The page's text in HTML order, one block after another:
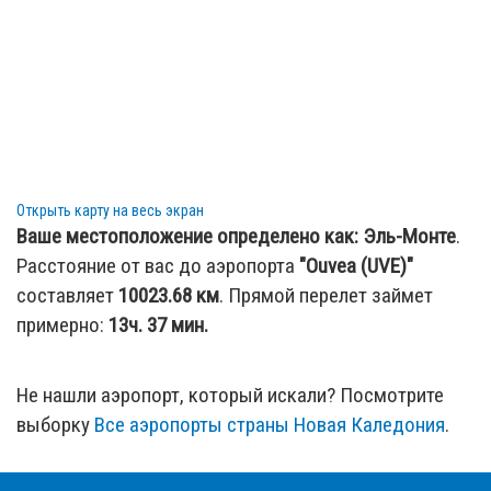
Открыть карту на весь экран
Ваше местоположение определено как: Эль-Монте.
Расстояние от вас до аэропорта "Ouvea (UVE)"
составляет 10023.68 км. Прямой перелет займет
примерно: 13ч. 37 мин.
Не нашли аэропорт, который искали? Посмотрите
выборку Все аэропорты страны Новая Каледония.